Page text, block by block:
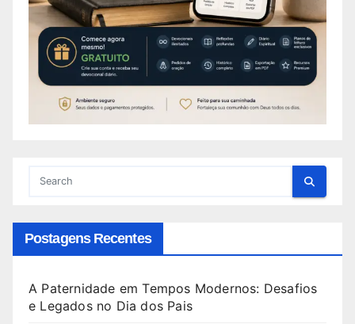
Postagens Recentes
A Paternidade em Tempos Modernos: Desafios
e Legados no Dia dos Pais